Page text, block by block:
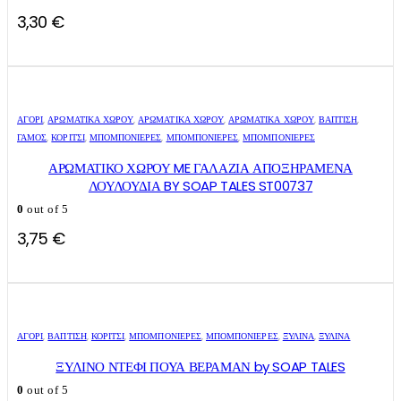
3,30 €
ΑΓΌΡΙ,ΑΡΩΜΑΤΙΚΆ ΧΏΡΟΥ,ΑΡΩΜΑΤΙΚΆ ΧΏΡΟΥ,ΑΡΩΜΑΤΙΚΆ ΧΏΡΟΥ, ΒΑΠΤΙΣΗ,
ΓΑΜΟΣ,ΚΟΡΊΤΣΙ, ΜΠΟΜΠΟΝΙΈΡΕΣ, ΜΠΟΜΠΟΝΙΈΡΕΣ,ΜΠΟΜΠΟΝΙΈΡΕΣ
ΑΡΩΜΑΤΙΚΟ ΧΩΡΟΥ ME ΓΑΛΑΖΙΑ ΑΠΟΞΗΡΑΜΕΝΑ
ΛΟΥΛΟΥΔΙΑ BY SOAP TALES ST00737
0 out of 5
3,75 €
ΑΓΌΡΙ,ΒΑΠΤΙΣΗ, ΚΟΡΊΤΣΙ,ΜΠΟΜΠΟΝΙΈΡΕΣ,ΜΠΟΜΠΟΝΙΈΡΕΣ, ΞΎΛΙΝΑ,ΞΎΛΙΝΑ
ΞΥΛΙΝΟ ΝΤΕΦΙ ΠΟΥΑ ΒΕΡΑΜΑΝ by SOAP TALES
0 out of 5